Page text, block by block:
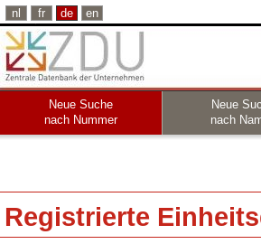
nl fr de en
Neue Suche
nach Nummer
Neue
nach
Registrierte